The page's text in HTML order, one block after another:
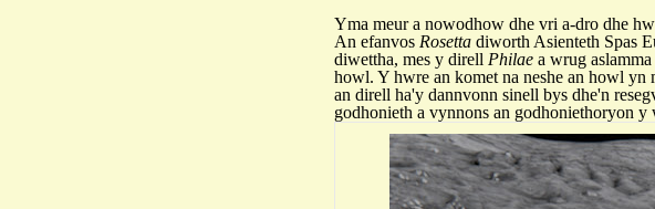
Yma meur a nowodhow dhe vri a-dro dhe
An efanvos Rosetta diworth Asienteth Spas
diwettha, mes y direll Philae a wrug
howl. Y hwre an komet na neshe an howl
an direll ha'y dannvonn sinell bys dhe'n
godhonieth a vynnons an godhoniethoryon y